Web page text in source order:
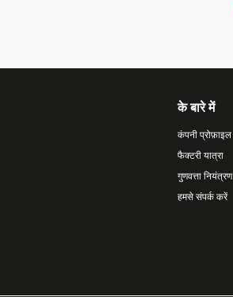
के बारे में
कंपनी प्रोफ़ाइल
फैक्टरी यात्रा
गुणवत्ता नियंत्रण
हमसे संपर्क करें